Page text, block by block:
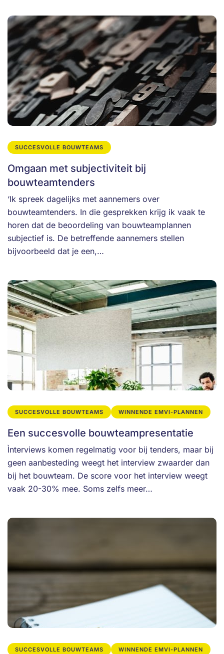
SUCCESVOLLE BOUWTEAMS
Omgaan met subjectiviteit bij
bouwteamtenders
‘Ik spreek dagelijks met aannemers over
bouwteamtenders. In die gesprekken krijg ik vaak te
horen dat de beoordeling van bouwteamplannen
subjectief is. De betreffende aannemers stellen
bijvoorbeeld dat je een,…
SUCCESVOLLE BOUWTEAMS WINNENDE EMVI-PLANNEN
Een succesvolle bouwteampresentatie
Ìnterviews komen regelmatig voor bij tenders, maar bij
geen aanbesteding weegt het interview zwaarder dan
bij het bouwteam. De score voor het interview weegt
vaak 20-30% mee. Soms zelfs meer…
SUCCESVOLLE BOUWTEAMS WINNENDE EMVI-PLANNEN